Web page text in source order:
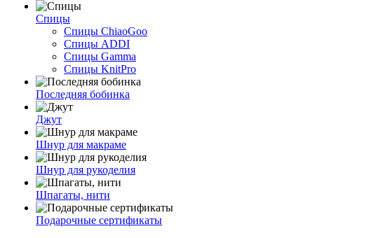
Спицы
Спицы ChiaoGoo
Спицы ADDI
Спицы Gamma
Спицы KnitPro
Последняя бобинка
Джут
Шнур для макраме
Шнур для рукоделия
Шпагаты, нити
Подарочные сертификаты